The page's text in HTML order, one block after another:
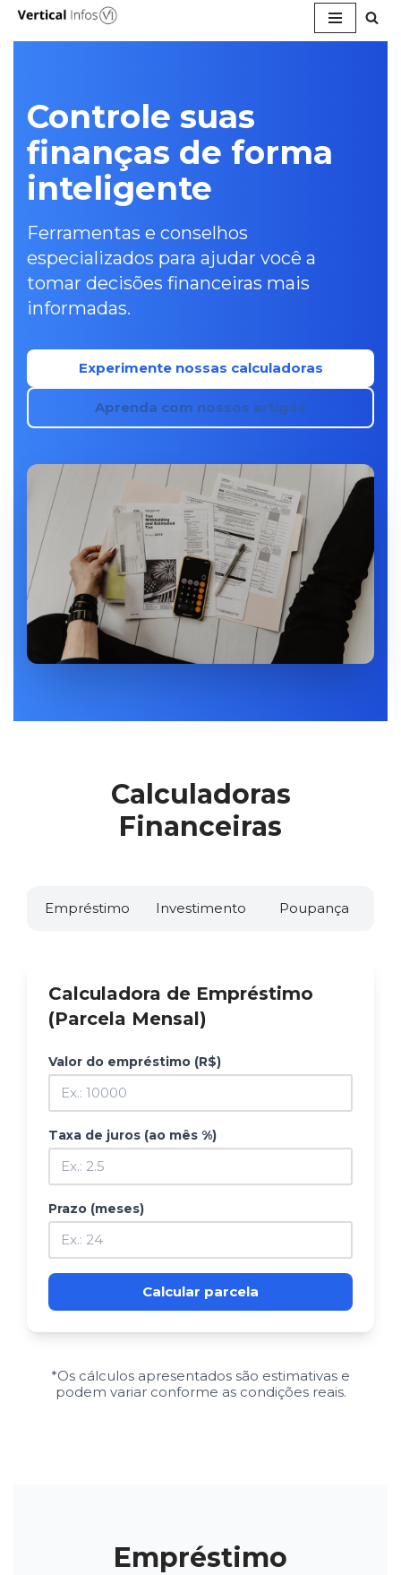
Pular
Controle suas
finanças de forma
inteligente
Ferramentas e conselhos
especializados para ajudar você a
tomar decisões financeiras mais
informadas.
Experimente nossas calculadoras
Aprenda com nossos artigos
Calculadoras
Financeiras
Empréstimo Investimento Poupança
Calculadora de Empréstimo
(Parcela Mensal)
Valor do empréstimo (R$)
Taxa de juros (ao mês %)
Prazo (meses)
Calcular parcela
*Os cálculos apresentados são estimativas e
podem variar conforme as condições reais.
Empréstimo